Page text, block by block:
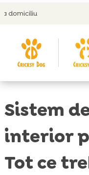
Sistem
interior
Tot ce